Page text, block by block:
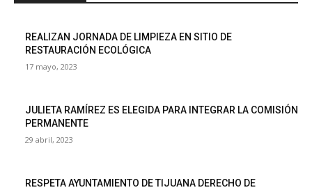
REALIZAN JORNADA DE LIMPIEZA EN SITIO DE
RESTAURACIÓN ECOLÓGICA
17 mayo, 2023
JULIETA RAMÍREZ ES ELEGIDA PARA INTEGRAR LA COMISIÓN
PERMANENTE
29 abril, 2023
RESPETA AYUNTAMIENTO DE TIJUANA DERECHO DE